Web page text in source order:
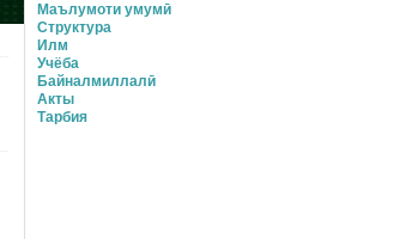
Маълумоти умумӣ
Структура
Илм
Учёба
Байналмиллалӣ
Акты
Тарбия